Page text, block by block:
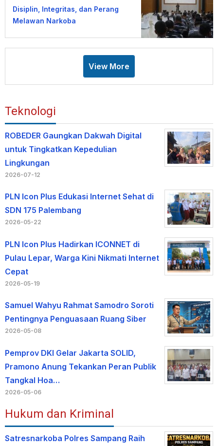
Disiplin, Integritas, dan Perang
Melawan Narkoba
View More
Teknologi
ROBEDER Gaungkan Dakwah Digital
untuk Tingkatkan Kepedulian
Lingkungan
2026-07-12
PLN Icon Plus Edukasi Internet Sehat di
SDN 175 Palembang
2026-05-22
PLN Icon Plus Hadirkan ICONNET di
Pulau Lepar, Warga Kini Nikmati Internet
Cepat
2026-05-19
Samuel Wahyu Rahmat Samodro Soroti
Pentingnya Penguasaan Ruang Siber
2026-05-08
Pemprov DKI Gelar Jakarta SOLID,
Pramono Anung Tekankan Peran Publik
Tangkal Hoa…
2026-05-06
Hukum dan Kriminal
Satresnarkoba Polres Sampang Raih